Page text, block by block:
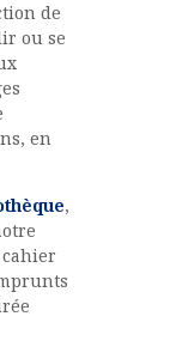
de
ou se
en
,
cahier